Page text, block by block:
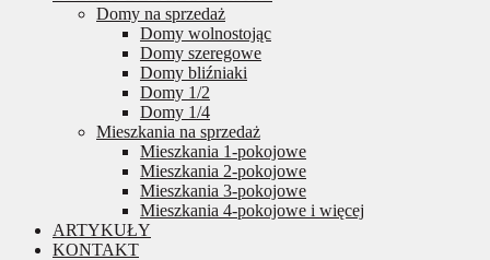
Domy na sprzedaż
Domy wolnostojąc
Domy szeregowe
Domy bliźniaki
Domy 1/2
Domy 1/4
Mieszkania na sprzedaż
Mieszkania 1-pokojowe
Mieszkania 2-pokojowe
Mieszkania 3-pokojowe
Mieszkania 4-pokojowe i więcej
ARTYKUŁY
KONTAKT